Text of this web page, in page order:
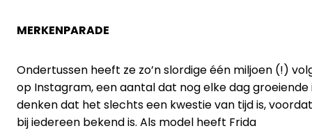
MERKENPARADE
Ondertussen heeft ze zo’n slordige één miljoen (!)
op Instagram, een aantal dat nog elke dag groeiende
denken dat het slechts een kwestie van tijd is,
bij iedereen bekend is. Als model heeft Frida